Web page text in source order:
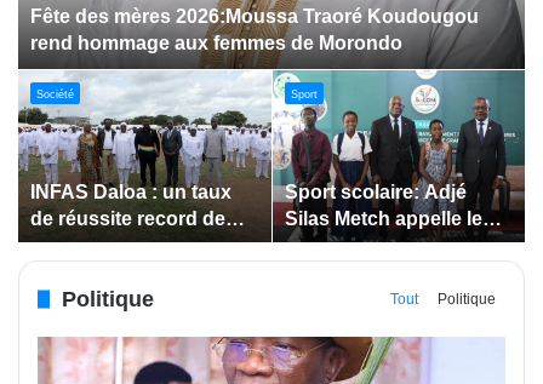
Jeux paralympiques de 2028 :
Société
Bodokro : 30 élèves
célébrés à la Journée de
l’Excellence du Lycée
Société
Insertion des jeunes: La
Côte d’Ivoire renforce le
suivi des conventions
Politique Tout Politique